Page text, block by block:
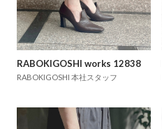
RABOKIGOSHI works 12838
RABOKIGOSHI 本社スタッフ